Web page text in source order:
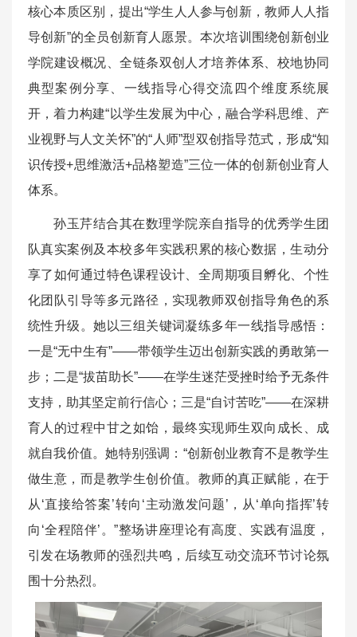
核心本质区别，提出“学生人人参与创新，教师人人指
导创新”的全员创新育人愿景。本次培训围绕创新创业
学院建设概况、全链条双创人才培养体系、校地协同
典型案例分享、一线指导心得交流四个维度系统展
开，着力构建“以学生发展为中心，融合学科思维、产
业视野与人文关怀”的“人师”型双创指导范式，形成“知
识传授+思维激活+品格塑造”三位一体的创新创业育人
体系。
孙玉芹结合其在数理学院亲自指导的优秀学生团
队真实案例及本校多年实践积累的核心数据，生动分
享了如何通过特色课程设计、全周期项目孵化、个性
化团队引导等多元路径，实现教师双创指导角色的系
统性升级。她以三组关键词凝练多年一线指导感悟：
一是“无中生有”——带领学生迈出创新实践的勇敢第一
步；二是“拔苗助长”——在学生迷茫受挫时给予无条件
支持，助其坚定前行信心；三是“自讨苦吃”——在深耕
育人的过程中甘之如饴，最终实现师生双向成长、成
就自我价值。她特别强调：“创新创业教育不是教学生
做生意，而是教学生创价值。教师的真正赋能，在于
从‘直接给答案’转向‘主动激发问题’，从‘单向指挥’转
向‘全程陪伴’。”整场讲座理论有高度、实践有温度，
引发在场教师的强烈共鸣，后续互动交流环节讨论氛
围十分热烈。